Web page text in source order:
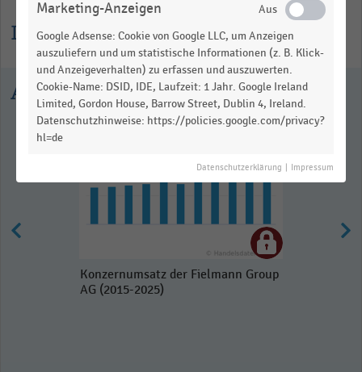
Informationen zur Statistik
Ausgewählte Statistiken
Konzernumsatz der Fielmann Group
AG (2015-2025)
Marketing-Anzeigen
Google Adsense: Cookie von Google LLC, um Anzeigen
auszuliefern und um statistische Informationen (z. B. Klick-
und Anzeigeverhalten) zu erfassen und auszuwerten.
Cookie-Name: DSID, IDE, Laufzeit: 1 Jahr. Google Ireland
Limited, Gordon House, Barrow Street, Dublin 4, Ireland.
Datenschutzhinweise: https://policies.google.com/privacy?
hl=de
Datenschutzerklärung Impressum